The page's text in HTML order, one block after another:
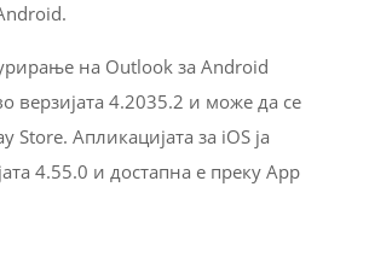
на Outlook за Android
верзијата 4.2035.2 и може да се
Store. Апликацијата за iOS ја
4.55.0 и достапна е преку App